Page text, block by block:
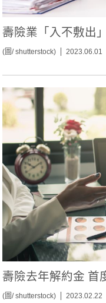
壽險業「入不敷出
(圖/ shutterstock) 2023.06.01
壽險去年解約金 首
(圖/ shutterstock) 2023.02.22